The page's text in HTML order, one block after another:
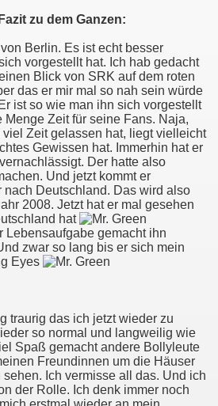
zu dem Ganzen:
Berlin. Es ist echt besser
vorgestellt hat. Ich hab gedacht
Blick von SRK auf dem roten
das er mir mal so nah sein würde
ist so wie man ihn sich vorgestellt
Menge Zeit für seine Fans. Naja,
Zeit gelassen hat, liegt vielleicht
Gewissen hat. Immerhin hat er
Der hatte also
Und jetzt kommt er
nach Deutschland. Das wird also
2008. Jetzt hat er mal gesehen
hat
Lebensaufgabe gemacht ihn
zwar so lang bis er sich mein
traurig das ich jetzt wieder zu
so normal und langweilig wie
Spaß gemacht andere Bollyleute
Freundinnen um die Häuser
Ich vermisse all das. Und ich
der Rolle. Ich denk immer noch